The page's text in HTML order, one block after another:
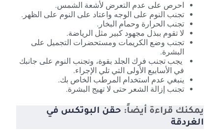
احرص على عدم التعرض لأشعة الشمس.
تجنب النوم على الوجه واعتاد على النوم على الظهر.
تجنب الحرارة وحمام البخار.
لا تقوم ببذل مجهود كبير مثل الرياضة.
تجنب وضع الكريمات ومستحضرات التجميل على
البشرة.
يجب تجنب فرك الجلد بقوة، وتجنب النوم على جانبك
في الأسابيع الأولى التي تلي الإجراء.
ينبغي عدم استخدام المرطب الخاص بك.
تجنب إزالة الشعر حتى لا تهيج البشرة.
يمكنك قراءة أيضاً: حقن البوتكس في
الغردقة